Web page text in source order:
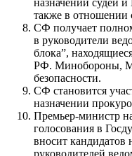
также в отношении
СФ получает
в руководители
блока”,
РФ. Минобороны,
безопасности.
СФ становится
назначении
Премьер-министр
голосования в
вносит кандидатов
руководителей